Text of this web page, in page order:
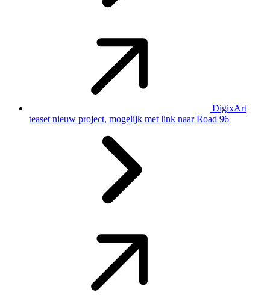
DigixArt
teaset nieuw project, mogelijk met link naar Road 96